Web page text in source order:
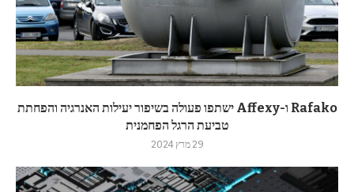
Rafako ו-Affexy ישתפו פעולה בשיפור יעילות האנרגיה והפחתת
טביעת הרגל הפחמנית
29 מרץ 2024